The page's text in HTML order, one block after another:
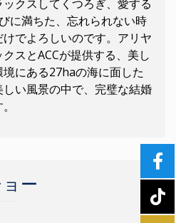
クスしてくつろぎ、愛する
に満ちた、忘れられない時
でよろしいのです。アリヤ
スとACCが提供する、美し
にある27haの海に面した
い風景の中で、完璧な結婚
ー